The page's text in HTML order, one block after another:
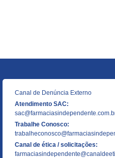
Canal de Denúncia Externo
Atendimento SAC:
Trabalhe Conosco:
Canal de ética / solicitações: